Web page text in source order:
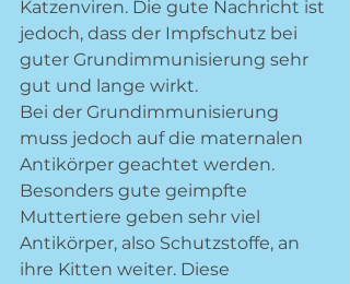
Katzenviren. Die gute Nachricht ist
jedoch, dass der Impfschutz bei
guter Grundimmunisierung sehr
gut und lange wirkt.
Bei der Grundimmunisierung
muss jedoch auf die maternalen
Antikörper geachtet werden.
Besonders gute geimpfte
Muttertiere geben sehr viel
Antikörper, also Schutzstoffe, an
ihre Kitten weiter. Diese